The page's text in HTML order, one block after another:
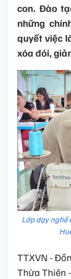
con. Đào
những
quyết việc
xóa đói,
Lớp dạy nghề
TTXVN -
Thừa Thiên